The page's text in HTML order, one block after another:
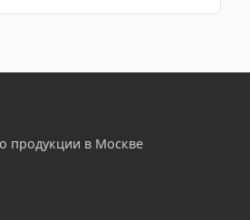
продукции в Москве